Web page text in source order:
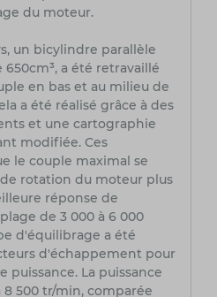
du moteur.
un bicylindre parallèle
a été retravaillé
en bas et au milieu de
a été réalisé grâce à des
et une cartographie
modifiée. Ces
le couple maximal se
rotation du moteur plus
réponse de
de 3 000 à 6 000
d'équilibrage a été
d'échappement pour
puissance. La puissance
8 500 tr/min, comparée